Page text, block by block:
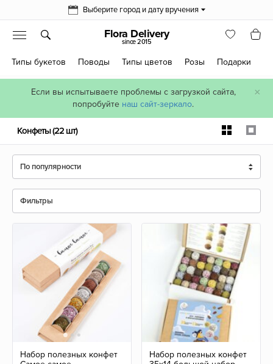
×
Если вы испытываете проблемы с загрузкой сайта,
попробуйте наш сайт-зеркало.
Выберите город и дату вручения
Flora Delivery
since 2015
Типы букетов Поводы Типы цветов Розы Подарки
Конфеты(22 шт)
По популярности
Фильтры
Набор полезных конфет
Набор полезных конфет